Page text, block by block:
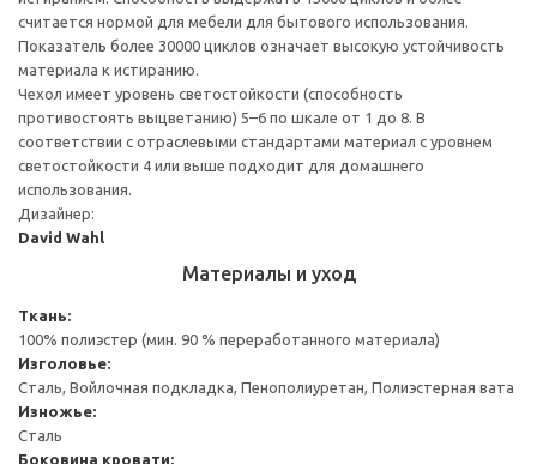
считается нормой для мебели для бытового использования.
Показатель более 30000 циклов означает высокую устойчивость
материала к истиранию.
Чехол имеет уровень светостойкости (способность
противостоять выцветанию) 5–6 по шкале от 1 до 8. В
соответствии с отраслевыми стандартами материал с уровнем
светостойкости 4 или выше подходит для домашнего
использования.
Дизайнер:
David Wahl
Материалы и уход
Ткань:
100% полиэстер (мин. 90 % переработанного материала)
Изголовье:
Сталь, Войлочная подкладка, Пенополиуретан, Полиэстерная вата
Изножье:
Сталь
Боковина кровати: